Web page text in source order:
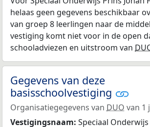
helaas geen gegevens beschikbaar
van groep 8 leerlingen naar de
vestiging komt niet voor in de open
schooladviezen en uitstroom van
Gegevens van deze
basisschoolvestiging
Organisatiegegevens van DUO van 1
Vestigingsnaam: Speciaal Onderwijs